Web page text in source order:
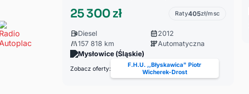
25 300 zł Raty405zł/msc
Diesel
2012
157 818 km
Automatyczna
Mysłowice (Śląskie)
Zobacz oferty:
F.H.U. ,,Błyskawica" Piotr
Wicherek-Drost